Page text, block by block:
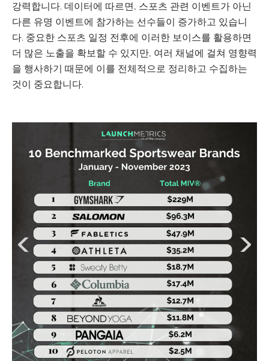
강력합니다. 데이터에 따르면, 스포츠 관련 이벤트가 아닌
다른 유명 이벤트에 참가하는 선수들이 증가하고 있습니
다. 중요한 스포츠 일정 전후에 이러한 보이스를 활용하면
더 많은 노출을 확보할 수 있지만, 여러 채널에 걸쳐 영향력
을 행사하기 때문에 이를 전체적으로 정리하고 수집하는
것이 중요합니다.